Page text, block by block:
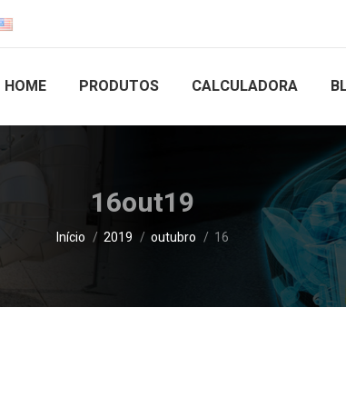
HOME PRODUTOS CALCULADORA
16out19
Você está aqui:
Início 2019 outubro 16